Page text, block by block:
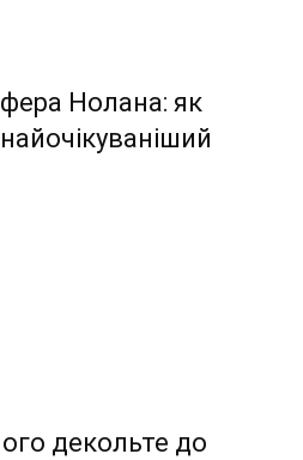
Нолана: як
декольте до